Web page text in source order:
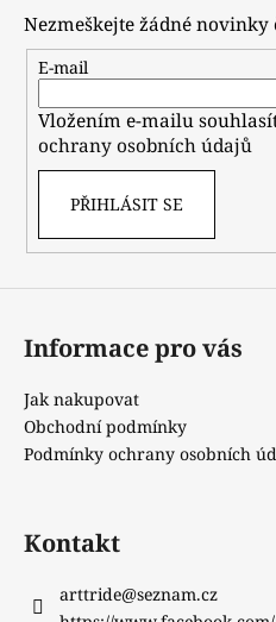
Nezmeškejte žádné novinky
E-mail
Vložením e-mailu
ochrany osobních údajů
PŘIHLÁSIT SE
Informace pro vás
Jak nakupovat
Obchodní podmínky
Podmínky ochrany osobních
Kontakt
arttride@seznam.cz